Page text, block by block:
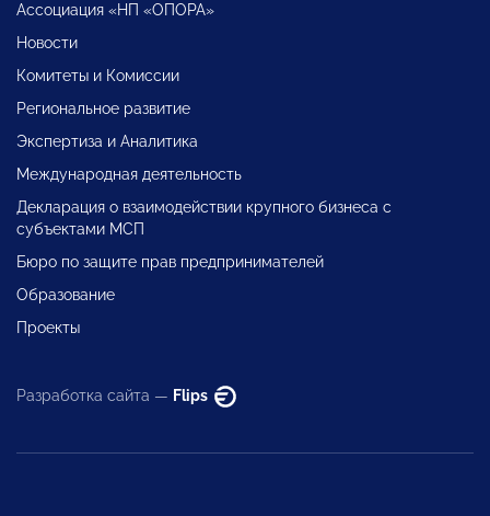
Ассоциация «НП «ОПОРА»
Новости
Комитеты и Комиссии
Региональное развитие
Экспертиза и Аналитика
Международная деятельность
Декларация о взаимодействии крупного бизнеса с
субъектами МСП
Бюро по защите прав предпринимателей
Образование
Проекты
Разработка сайта — Flips